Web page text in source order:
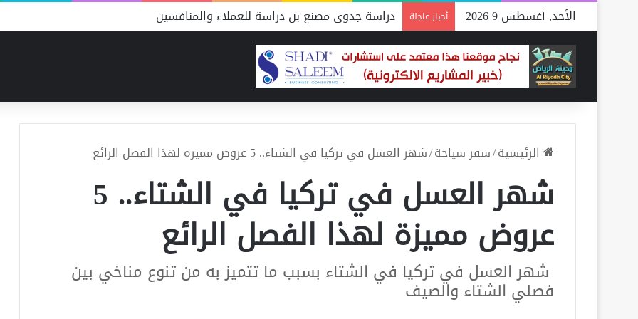
الأحد, أغسطس 9 2026 أخبار عاجلة دراسة جدوى مصنع بن دراسة للعملاء والمنافسين
الرئيسية/سفر سياحة/شهر العسل في تركيا في الشتاء.. 5 عروض مميزة لهذا الفصل الرائع
شهر العسل في تركيا في الشتاء.. 5
عروض مميزة لهذا الفصل الرائع
شهر العسل في تركيا في الشتاء بسبب ما تتميز به من تنوع مناخي بين
فصلي الشتاء والصيف